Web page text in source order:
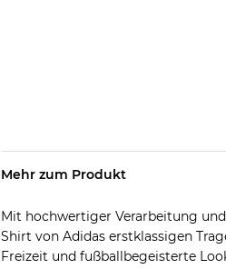
Mehr zum Produkt
Mit hochwertiger Verarbeitung
Shirt von Adidas erstklassigen
Freizeit und fußballbegeisterte